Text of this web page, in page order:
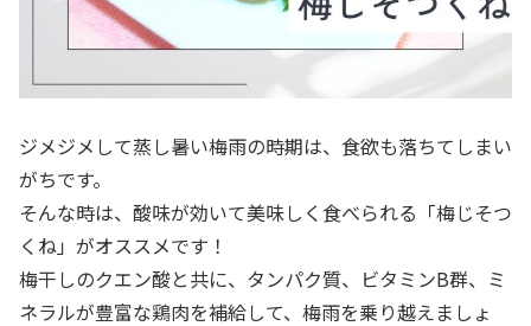
ジメジメして蒸し暑い梅雨の時期は、食欲も落ちてしまい
がちです。
そんな時は、酸味が効いて美味しく食べられる「梅じそつ
くね」がオススメです！
梅干しのクエン酸と共に、タンパク質、ビタミンB群、ミ
ネラルが豊富な鶏肉を補給して、梅雨を乗り越えましょ